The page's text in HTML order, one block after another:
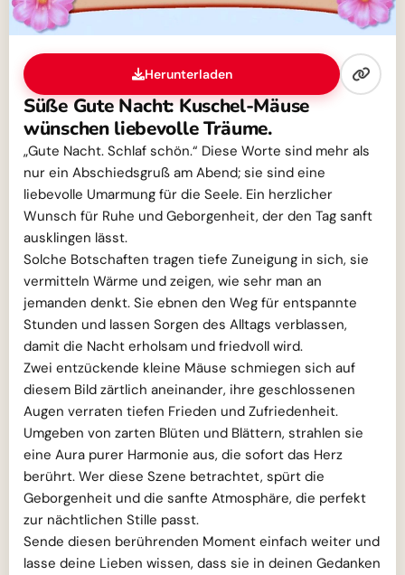
Herunterladen
Süße Gute Nacht: Kuschel-Mäuse
wünschen liebevolle Träume.
„Gute Nacht. Schlaf schön.“ Diese Worte sind mehr als
nur ein Abschiedsgruß am Abend; sie sind eine
liebevolle Umarmung für die Seele. Ein herzlicher
Wunsch für Ruhe und Geborgenheit, der den Tag sanft
ausklingen lässt.
Solche Botschaften tragen tiefe Zuneigung in sich, sie
vermitteln Wärme und zeigen, wie sehr man an
jemanden denkt. Sie ebnen den Weg für entspannte
Stunden und lassen Sorgen des Alltags verblassen,
damit die Nacht erholsam und friedvoll wird.
Zwei entzückende kleine Mäuse schmiegen sich auf
diesem Bild zärtlich aneinander, ihre geschlossenen
Augen verraten tiefen Frieden und Zufriedenheit.
Umgeben von zarten Blüten und Blättern, strahlen sie
eine Aura purer Harmonie aus, die sofort das Herz
berührt. Wer diese Szene betrachtet, spürt die
Geborgenheit und die sanfte Atmosphäre, die perfekt
zur nächtlichen Stille passt.
Sende diesen berührenden Moment einfach weiter und
lasse deine Lieben wissen, dass sie in deinen Gedanken